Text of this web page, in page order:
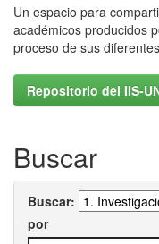
Un espacio para
académicos producidos
proceso de sus
Repositorio del IIS-
Buscar
Buscar:
por